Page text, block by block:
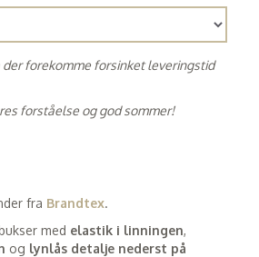
der forekomme forsinket leveringstid
forståelse og god sommer!
fra Brandtex.
med elastik i linningen,
og lynlås detalje nederst på